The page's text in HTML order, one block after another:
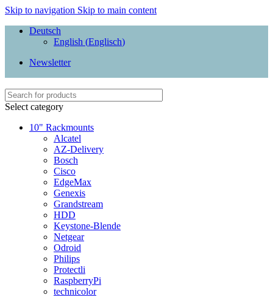
Skip to navigation Skip to main content
Deutsch
English (Englisch)
Newsletter
Select category
10" Rackmounts
Alcatel
AZ-Delivery
Bosch
Cisco
EdgeMax
Genexis
Grandstream
HDD
Keystone-Blende
Netgear
Odroid
Philips
Protectli
RaspberryPi
technicolor